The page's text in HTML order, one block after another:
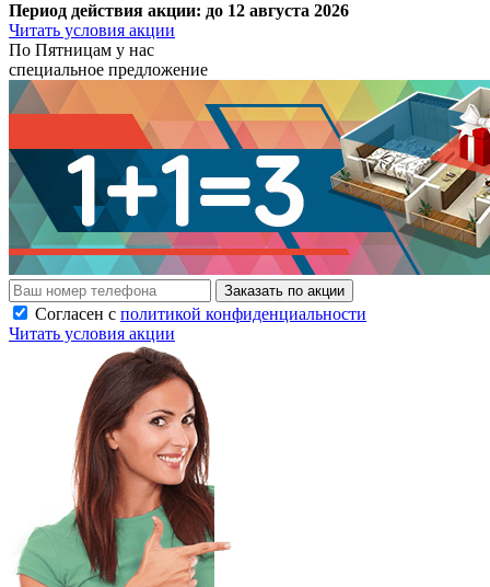
Период действия акции: до 12 августа 2026
Читать условия акции
По Пятницам у нас
специальное предложение
Заказать по акции
Согласен с политикой конфиденциальности
Читать условия акции